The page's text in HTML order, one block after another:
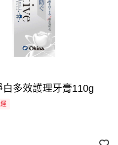
白多效護理牙膏110g